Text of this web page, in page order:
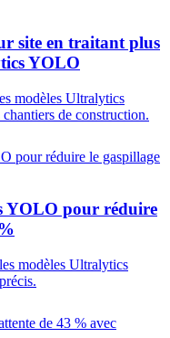
site en traitant plus
YOLO
modèles Ultralytics
de construction.
YOLO pour réduire
modèles Ultralytics